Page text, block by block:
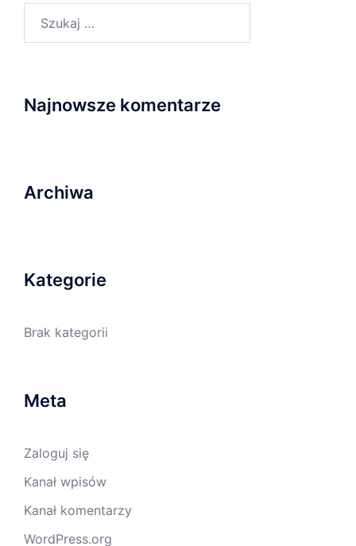
Najnowsze komentarze
Archiwa
Kategorie
Brak kategorii
Meta
Zaloguj się
Kanał wpisów
Kanał komentarzy
WordPress.org